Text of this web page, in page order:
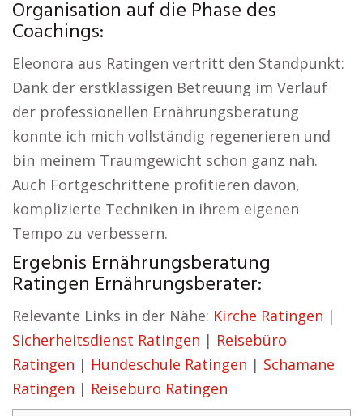
Organisation auf die Phase des
Coachings:
Eleonora aus Ratingen vertritt den Standpunkt:
Dank der erstklassigen Betreuung im Verlauf
der professionellen Ernährungsberatung
konnte ich mich vollständig regenerieren und
bin meinem Traumgewicht schon ganz nah.
Auch Fortgeschrittene profitieren davon,
komplizierte Techniken in ihrem eigenen
Tempo zu verbessern.
Ergebnis Ernährungsberatung
Ratingen Ernährungsberater:
Relevante Links in der Nähe: Kirche Ratingen |
Sicherheitsdienst Ratingen | Reisebüro
Ratingen | Hundeschule Ratingen | Schamane
Ratingen | Reisebüro Ratingen